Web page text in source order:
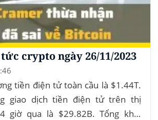
crypto ngày 26/11/2023
tiền điện tử toàn cầu là $1.44T.
giao dịch tiền điện tử trên thị
giờ qua là $29.82B. Tổng khối